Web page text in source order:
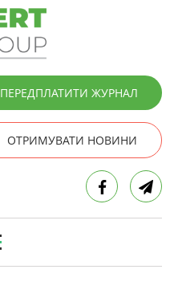
ПЕРЕДПЛАТИТИ ЖУРНАЛ
ОТРИМУВАТИ НОВИНИ